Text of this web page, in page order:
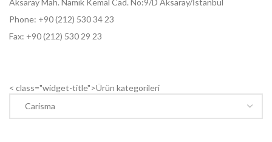
Phone: +90 (212) 530 34 23
Fax: +90 (212) 530 29 23
< class="widget-title">Ürün kategorileri